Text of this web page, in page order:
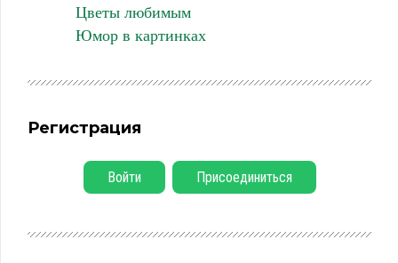
Цветы любимым
Юмор в картинках
Регистрация
Войти Присоединиться